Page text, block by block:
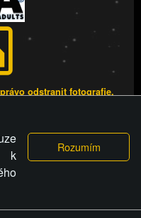
odstranit fotografie,
fotografii nebo video na
fotografie, videa nebo
okolnost uplatnit vůči
na náhradu škody nebo
k